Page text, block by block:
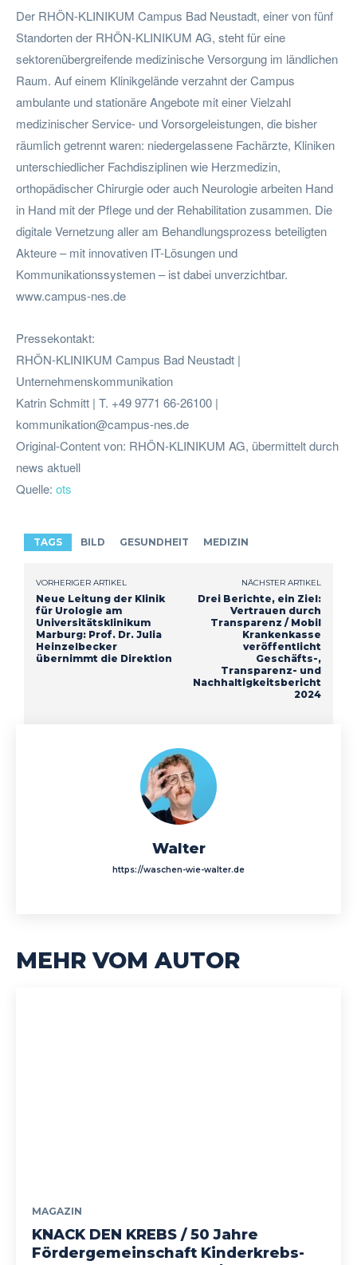
Der RHÖN-KLINIKUM Campus Bad Neustadt, einer von fünf
Standorten der RHÖN-KLINIKUM AG, steht für eine
sektorenübergreifende medizinische Versorgung im ländlichen
Raum. Auf einem Klinikgelände verzahnt der Campus
ambulante und stationäre Angebote mit einer Vielzahl
medizinischer Service- und Vorsorgeleistungen, die bisher
räumlich getrennt waren: niedergelassene Fachärzte, Kliniken
unterschiedlicher Fachdisziplinen wie Herzmedizin,
orthopädischer Chirurgie oder auch Neurologie arbeiten Hand
in Hand mit der Pflege und der Rehabilitation zusammen. Die
digitale Vernetzung aller am Behandlungsprozess beteiligten
Akteure – mit innovativen IT-Lösungen und
Kommunikationssystemen – ist dabei unverzichtbar.
www.campus-nes.de
Pressekontakt:
RHÖN-KLINIKUM Campus Bad Neustadt |
Unternehmenskommunikation
Katrin Schmitt | T. +49 9771 66-26100 |
kommunikation@campus-nes.de
Original-Content von: RHÖN-KLINIKUM AG, übermittelt durch
news aktuell
Quelle: ots
TAGS BILD GESUNDHEIT MEDIZIN
VORHERIGER ARTIKEL
Neue Leitung der Klinik
für Urologie am
Universitätsklinikum
Marburg: Prof. Dr. Julia
Heinzelbecker
übernimmt die Direktion
NÄCHSTER ARTIKEL
Drei Berichte, ein Ziel:
Vertrauen durch
Transparenz / Mobil
Krankenkasse
veröffentlicht
Geschäfts-,
Transparenz- und
Nachhaltigkeitsbericht
2024
Walter
https://waschen-wie-walter.de
MEHR VOM AUTOR
MAGAZIN
KNACK DEN KREBS / 50 Jahre
Fördergemeinschaft Kinderkrebs-